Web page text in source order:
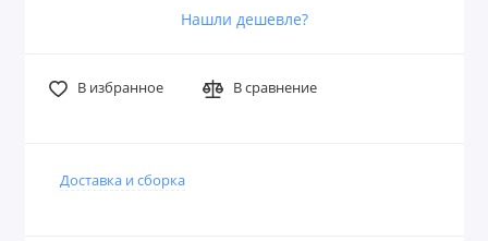
Нашли дешевле?
В избранное В сравнение
Доставка и сборка